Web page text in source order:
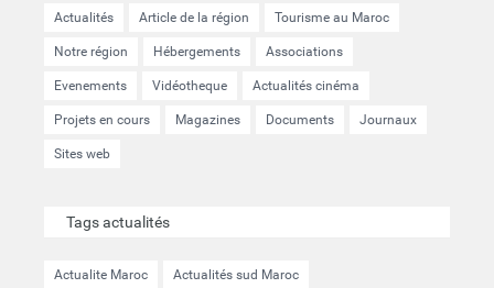
Actualités Article de la région Tourisme au Maroc
Notre région Hébergements Associations
Evenements Vidéotheque Actualités cinéma
Projets en cours Magazines Documents Journaux
Sites web
Tags actualités
Actualite Maroc Actualités sud Maroc